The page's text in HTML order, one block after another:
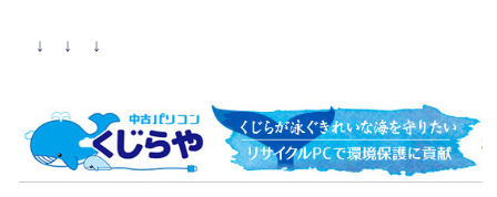
↓ ↓ ↓